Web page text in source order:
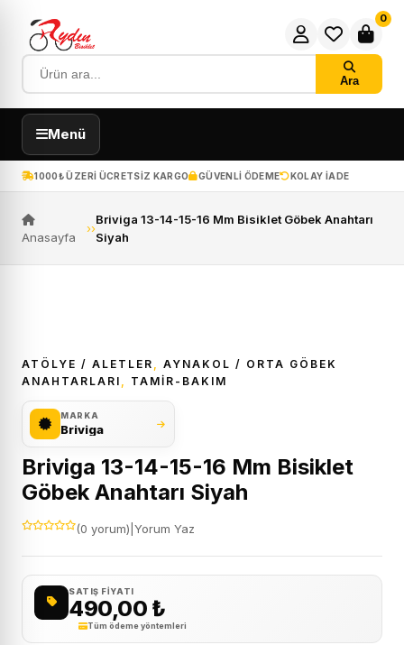
Ara
0
Menü
1000₺ ÜZERI ÜCRETSIZ KARGO GÜVENLI ÖDEME KOLAY IADE
Anasayfa
››
Briviga 13-14-15-16 Mm Bisiklet Göbek Anahtarı
Siyah
ATÖLYE / ALETLER
AYNAKOL / ORTA GÖBEK
ANAHTARLARI
TAMİR-BAKIM
MARKA
Briviga
Briviga 13-14-15-16 Mm Bisiklet
Göbek Anahtarı Siyah
(0 yorum) Yorum Yaz
SATIŞ FIYATI
490,00 ₺
Tüm ödeme yöntemleri